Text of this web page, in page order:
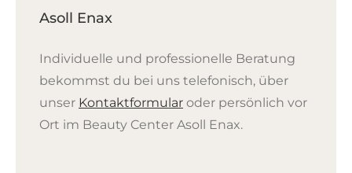
Asoll Enax
Individuelle und professionelle Beratung
bekommst du bei uns telefonisch, über
unser Kontaktformularoder persönlich vor
Ort im Beauty Center Asoll Enax.